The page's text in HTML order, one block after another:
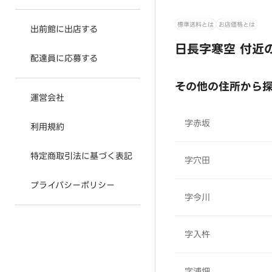
出前館に出店する
配達員に応募する
運営会社
利用規約
特定商取引法に基づく表記
プライバシーポリシー
標準送料とは お店価格とは
日長字寒空 付近
その他の住所から
字赤坂
字穴田
字今川
字入杵